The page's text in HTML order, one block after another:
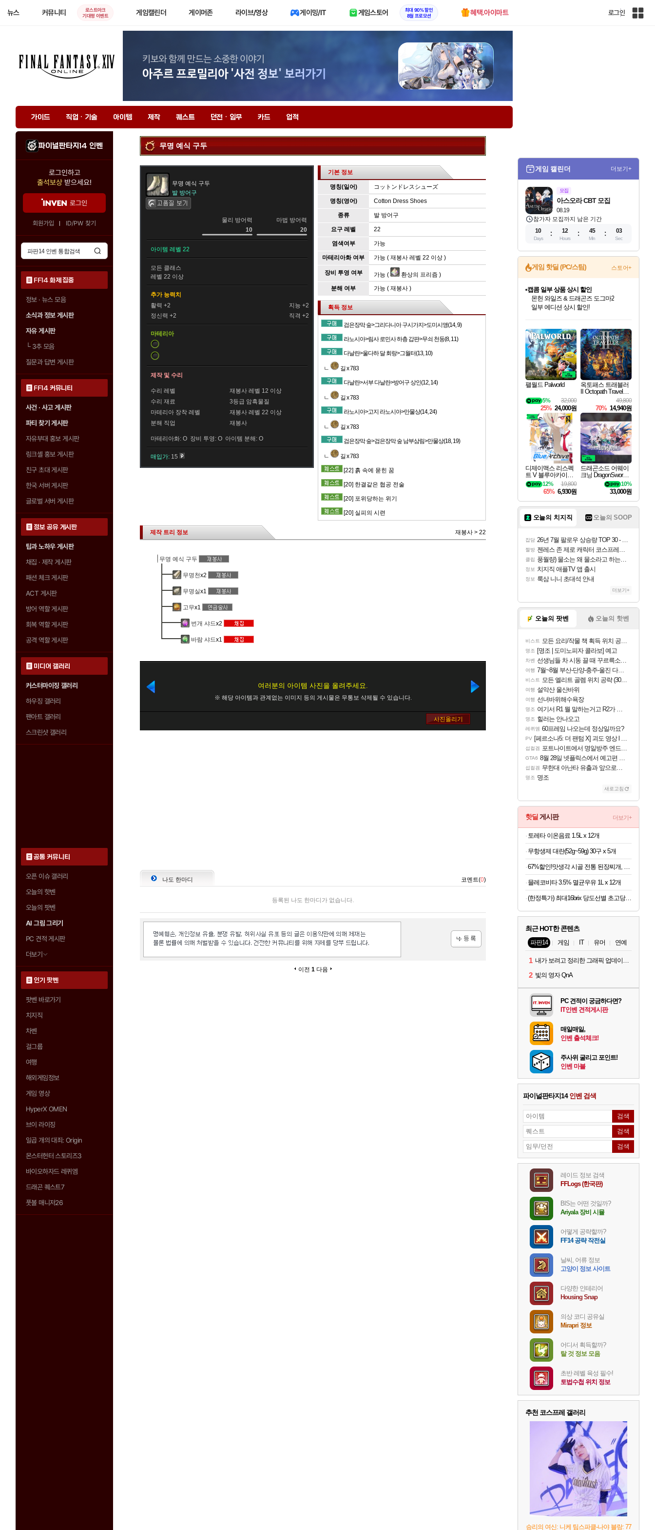
뉴스 커뮤니티
로스트아크
기대평 이벤트
게임캘린더 게이머존 라이브/영상 게이밍/IT 게임스토어
최대 90% 할인
8월 프로모션
혜택.아이마트 로그인
인
가이드 직업 · 기술 아이템 제작 퀘스트 던전 · 임무 카드 업적
파이널판타지14 인벤
로그인하고
출석보상 받으세요!
로그인
회원가입 ID/PW 찾기
FF14 화제 집중
정보 · 뉴스 모음
소식과 정보 게시판
자유 게시판
└3추 모음
질문과 답변 게시판
FF14 커뮤니티
사건 · 사고 게시판
파티 찾기 게시판
자유부대 홍보 게시판
링크셸 홍보 게시판
친구 초대 게시판
한국 서버 게시판
글로벌 서버 게시판
정보 공유 게시판
팁과 노하우 게시판
채집 · 제작 게시판
패션 체크 게시판
ACT 게시판
방어 역할 게시판
회복 역할 게시판
공격 역할 게시판
미디어 갤러리
커스터마이징 갤러리
하우징 갤러리
팬아트 갤러리
스크린샷 갤러리
공통 커뮤니티
오픈 이슈 갤러리
오늘의 핫벤
오늘의 팟벤
AI 그림 그리기
PC 견적 게시판
더보기
인기 팟벤
팟벤 바로가기
치지직
차벤
걸그룹
여행
해외게임정보
게임 영상
HyperX OMEN
브이 라이징
일곱 개의 대죄: Origin
몬스터헌터 스토리즈3
바이오하자드 레퀴엠
드래곤 퀘스트7
풋볼 매니저26
무명 예식 구두
무명 예식 구두
발 방어구
마법 방어력
20
물리 방어력
10
아이템 레벨 22
모든 클래스
레벨 22 이상
추가 능력치
활력 +2
지능 +2
정신력 +2
직격 +2
마테리아
제작 및 수리
수리 레벨
재봉사 레벨 12 이상
수리 재료
3등급 암흑물질
마테리아 장착 레벨
재봉사 레벨 22 이상
분해 직업
재봉사
마테리아화: O 장비 투영: O 아이템 분해: O
매입가: 15
기본 정보
명칭(일어) コットンドレスシューズ
명칭(영어) Cotton Dress Shoes
종류 발 방어구
요구 레벨 22
염색여부 가능
마테리아화 여부 가능 ( 재봉사 레벨 22 이상 )
장비 투영 여부 가능 ( 환상의 프리즘 )
분해 여부
가능 ( 재봉사 )
획득 정보
검은장막 숲>그리다니아 구시가지>도미시앵(14, 9)
라노시아>림사 로민사 하층 갑판>무쇠 천둥(8, 11)
다날란>울다하 달 회랑>그월터(13, 10)
ㄴ 길 x 783
다날란>서부 다날란>방어구 상인(12, 14)
ㄴ 길 x 783
라노시아>고지 라노시아>만물상(14, 24)
ㄴ 길 x 783
검은장막 숲>검은장막 숲 남부삼림>만물상(18, 19)
ㄴ 길 x 783
[22] 흙 속에 묻힌 꿈
[20] 한결같은 협공 전술
[20] 포위당하는 위기
[20] 실피의 시련
제작 트리 정보 재봉사 > 22
무명 예식 구두
무명천x2
무명실x1
고무x1
번개 샤드x2
바람 샤드x1
나도 한마디 코멘트(0)
등록된 나도 한마디가 없습니다.
이전 1 다음
게임 캘린더 더보기+
모집
08.19
아스오라 CBT 모집
참가자 모집까지 남은 기간
10
Days
12
Hours
45
Min
02
Sec
게임 핫딜 (PC/스팀) 스토어+
최대 90% 할인가를 만나보세요!
네이버혜택과 함께 만나보세요!
50%할인&추가 적립까지!
네이버 포인트 혜택까지!
이니&베니 혜택까지!
네이버 혜택가와 함께 예약하세요!
할인&네이버혜택으로 만나보세요!
네이버페이 혜택과 만나보세요!
40주년 프로모션으로 만나보세요!
할인가에 만나보세요!
캡콤 일부 상품 상시 할인
몬헌 와일즈 & 드래곤즈 도그마2
일부 에디션 상시 할인!
혜택으로 예약 판매 중
편안하게 충전하세요
팰월드 Palworld
32,000
5%
25% 24,000원
옥토패스 트래블러
II Octopath Traveler I
49,800
70% 14,940원
디제이맥스 리스펙
트 V 블루아카이브
팩 DJMAX RESPE
CT V Blue Archive P
ack DLC
19,800
12%
65% 6,930원
드래곤소드 어웨이
크닝 DragonSword A
10%
33,000원
오늘의 치지직 오늘의 SOOP
잡담 26년 7월 팔로우 상승량 TOP 30 - 월간 치지직
짤방 젠레스 존 제로 캐릭터 코스프레한 꽁주
클립 풍월량) 물소는 왜 물소라고 하는거야? 아! 그만 ㅋㅋ
정보 치지직 애플TV 앱 출시
정보 룩삼 니니 초대석 안내
더보기+
오늘의 팟벤 오늘의 핫벤
비스트 모든 요리/작물 책 획득 위치 공략 (36개) - 미식가 도전과제
명조 [명조 | 도미노피자 콜라보] 예고
차벤 선생님들 차 시동 끌 때 꾸르륵소리나는데
여행 7월~8월 부산-단양-충주-울진 다녀왔어요~
비스트 모든 엘리트 골렘 위치 공략 (30개) - 방랑 결투가
여행 설악산 울산바위
여행 선녀바위해수욕장
명조 여기서 R1 뭘 말하는거고 R2가 뭘말하는걸까요?
명조 힐러는 안나오고
레퀴엠 60프레임 나오는데 정상일까요?
PV [페르소나5: 더 팬텀 X] 괴도 영상 l 타카마키 안·댄싱 스타
섭컬겜 포트나이트에서 명일방주 엔드필드 [펠리카] 판매 예정
GTA6 8월 28일 넷플릭스에서 예고편 공개 예정
섭컬겜 무한대 아난타 유출과 앞으로의 예상 (루머)
명조 명조
새로고침
핫딜 게시판 더보기+
토레타 이온음료 1.5L x 12개
무항생제 대란(52g~59g) 30구 x 5개
믈레코비타 3.5% 멸균우유 1L x 12개
(한정특가) 최대16brix 당도선별 초고당도 수박 7kg
최근 HOT한 콘텐츠
파판14 게임 IT 유머 연예
1 내가 보려고 정리한 그래픽 업데이트 의상 (*스포주의)
2 빛의 영자 QnA
PC 견적이 궁금하다면?
IT인벤 견적게시판
매일매일,
인벤 출석체크!
주사위 굴리고 포인트!
인벤 마블
파이널판타지14인벤 검색
레이드 정보 검색
FFLogs (한국판)
BIS는 어떤 것일까?
Ariyala 장비 시뮬
어떻게 공략할까?
FF14 공략 작전실
날씨, 어류 정보
고양이 정보 사이트
다양한 인테리어
Housing Snap
의상 코디 공유실
Mirapri 정보
어디서 획득할까?
탈 것 정보 모음
초반 레벨 육성 필수!
토법수첩 위치 정보
추천 코스프레 갤러리
승리의 여신: 니케 팀스파클-나야 블랑: 77